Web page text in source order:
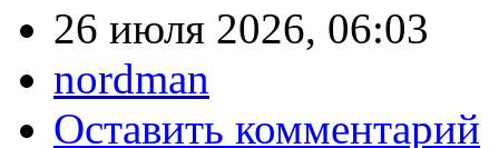
26 июля 2026, 06:03
nordman
Оставить комментарий